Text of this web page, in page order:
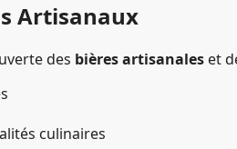
Artisanaux
des bières artisanales et
culinaires